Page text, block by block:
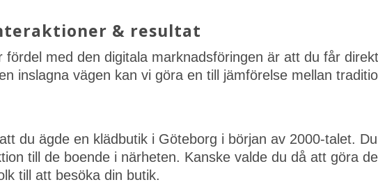
& resultat
fördel med den digitala marknadsföringen är att du får
inslagna vägen kan vi göra en till jämförelse mellan
du ägde en klädbutik i Göteborg i början av 2000-talet.
till de boende i närheten. Kanske valde du då att göra
till att besöka din butik.